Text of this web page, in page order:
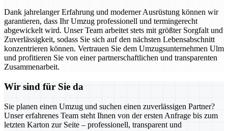
Dank jahrelanger Erfahrung und moderner Ausrüstung können wir
garantieren, dass Ihr Umzug professionell und termingerecht
abgewickelt wird. Unser Team arbeitet stets mit größter Sorgfalt und
Zuverlässigkeit, sodass Sie sich auf den nächsten Lebensabschnitt
konzentrieren können. Vertrauen Sie dem Umzugsunternehmen Ulm
und profitieren Sie von einer partnerschaftlichen und transparenten
Zusammenarbeit.
Wir sind für Sie da
Sie planen einen Umzug und suchen einen zuverlässigen Partner?
Unser erfahrenes Team steht Ihnen von der ersten Anfrage bis zum
letzten Karton zur Seite – professionell, transparent und